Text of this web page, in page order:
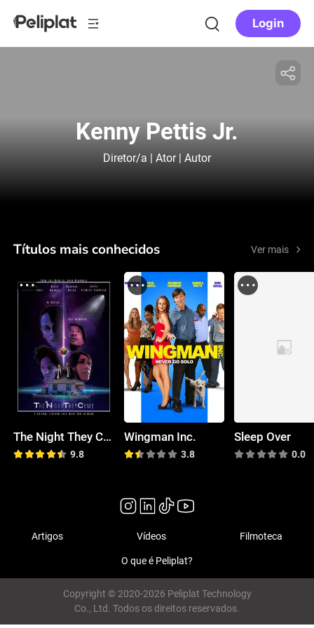
Login
Kenny Pettis Jr.
Diretor/a | Ator | Autor
Títulos mais conhecidos Ver mais
The Night They Came
9.8
Wingman Inc.
3.8
Sleep Over
0.0
Artigos Vídeos Filmoteca
O que é Peliplat?
Copyright © 2020-2026 Peliplat Technology
Co., Ltd. Todos os direitos reservados.